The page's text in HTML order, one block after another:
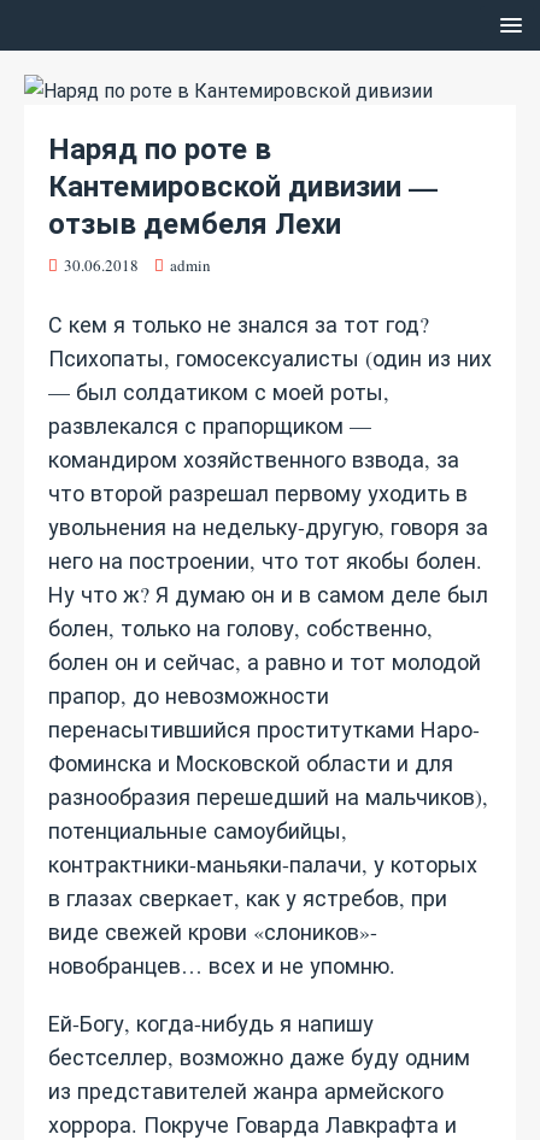
Наряд по роте в
Кантемировской дивизии —
отзыв дембеля Лехи
30.06.2018 admin
С кем я только не знался за тот год?
Психопаты, гомосексуалисты (один из них
— был солдатиком с моей роты,
развлекался с прапорщиком —
командиром хозяйственного взвода, за
что второй разрешал первому уходить в
увольнения на недельку-другую, говоря за
него на построении, что тот якобы болен.
Ну что ж? Я думаю он и в самом деле был
болен, только на голову, собственно,
болен он и сейчас, а равно и тот молодой
прапор, до невозможности
перенасытившийся проститутками Наро-
Фоминска и Московской области и для
разнообразия перешедший на мальчиков),
потенциальные самоубийцы,
контрактники-маньяки-палачи, у которых
в глазах сверкает, как у ястребов, при
виде свежей крови «слоников»-
новобранцев… всех и не упомню.
Ей-Богу, когда-нибудь я напишу
бестселлер, возможно даже буду одним
из представителей жанра армейского
хоррора. Покруче Говарда Лавкрафта и